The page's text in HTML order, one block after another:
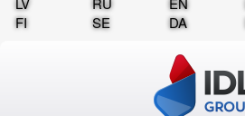
FI
SE DA